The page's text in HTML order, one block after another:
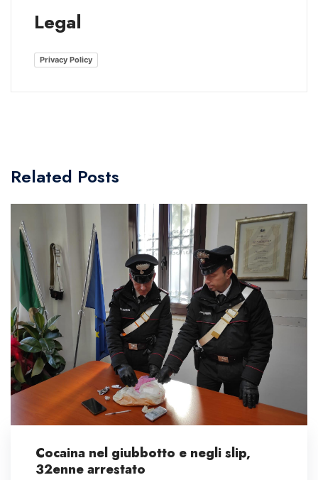
Legal
Privacy Policy
Related Posts
Cocaina nel giubbotto e negli slip,
32enne arrestato